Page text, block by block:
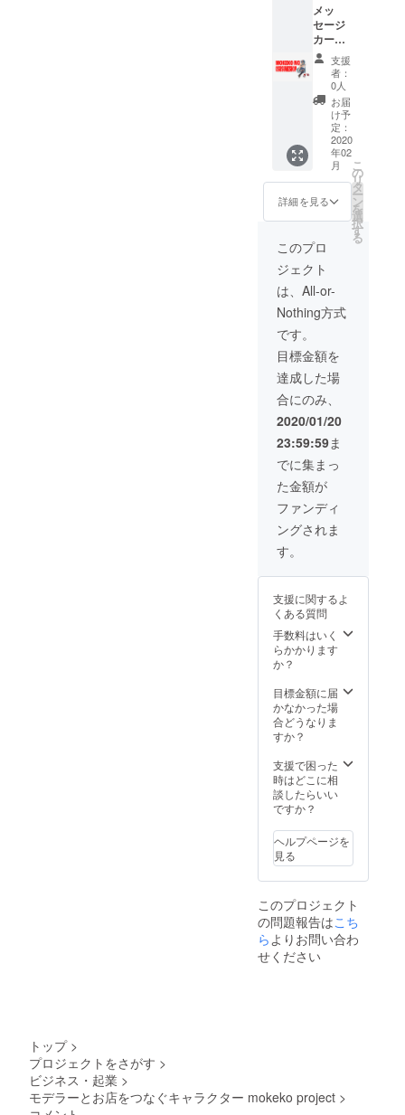
メッ
セージ
カード
ステッ
カー2枚
アクリ
ルフィ
ギュア
オリジ
ナルマ
グカッ
ジナル
同人誌
支援
者：
0人
お届
け予
定：
2020
年02
月
詳細を見る
こ
の
リ
タ
ー
ン
を
選
択
す
る
このプロ
ジェクト
は、All-or-
Nothing方式
です。
目標金額を
達成した場
合にのみ、
2020/01/20
23:59:59ま
でに集まっ
た金額が
ファンディ
ングされま
す。
支援に関するよ
くある質問
手数料はいく
らかかります
か？
目標金額に届
かなかった場
合どうなりま
すか？
支援で困った
時はどこに相
談したらいい
ですか？
ヘルプページを
見る
このプロジェクト
の問題報告はこち
ら よりお問い合わ
せください
トップ >
プロジェクトをさがす >
ビジネス・起業 >
モデラーとお店をつなぐキャラクター mokeko project >